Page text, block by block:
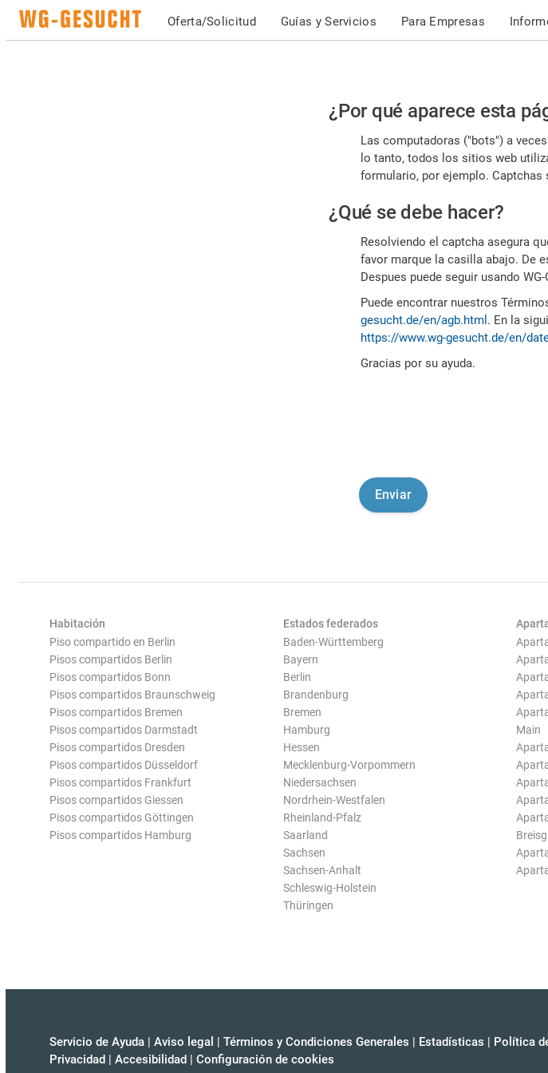
Oferta/Solicitud Guías y Servicios Para Empresas
Por
favor,
confirme
es
humano
¿Por qué aparece esta
Las computadoras ("bots") a
lo tanto, todos los sitios web
formulario, por ejemplo.
¿Qué se debe hacer?
Resolviendo el captcha asegura
favor marque la casilla abajo. De
Despues puede seguir usando
Puede encontrar nuestros
gesucht.de/en/agb.html . En la
https://www.wg-gesucht.de/en/
Gracias por su ayuda.
Habitación
Piso compartido en Berlin
Pisos compartidos Berlin
Pisos compartidos Bonn
Pisos compartidos Braunschweig
Pisos compartidos Bremen
Pisos compartidos Darmstadt
Pisos compartidos Dresden
Pisos compartidos Düsseldorf
Pisos compartidos Frankfurt
Pisos compartidos Giessen
Pisos compartidos Göttingen
Pisos compartidos Hamburg
Estados federados
Baden-Württemberg
Bayern
Berlin
Brandenburg
Bremen
Hamburg
Hessen
Mecklenburg-Vorpommern
Niedersachsen
Nordrhein-Westfalen
Rheinland-Pfalz
Saarland
Sachsen
Sachsen-Anhalt
Schleswig-Holstein
Thüringen
Main
Servicio de Ayuda | Aviso legal | Términos y Condiciones Generales | Estadísticas | Política
Privacidad | Accesibilidad | Configuración de cookies